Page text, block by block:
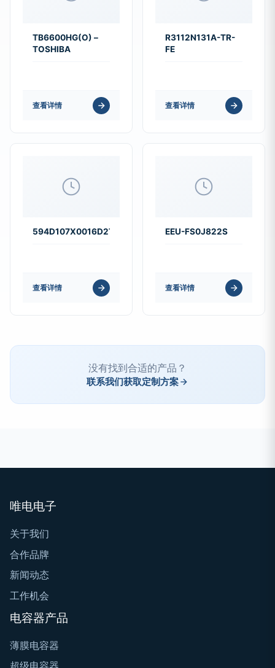
TB6600HG(O) –
TOSHIBA
查看详情
R3112N131A-TR-
FE
查看详情
594D107X0016D2T
查看详情
EEU-FS0J822S
查看详情
没有找到合适的产品？
联系我们获取定制方案
唯电电子
关于我们
合作品牌
新闻动态
工作机会
电容器产品
薄膜电容器